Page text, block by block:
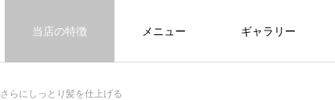
当店の特徴 メニュー ギャラリー
さらにしっとり髪を仕上げる